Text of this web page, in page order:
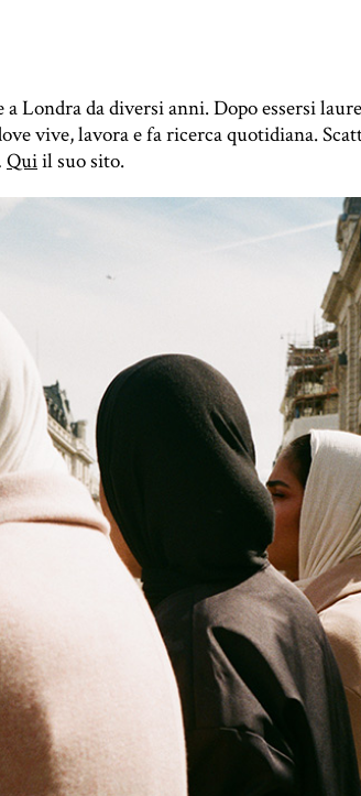
Londra da diversi anni. Dopo essersi
vive, lavora e fa ricerca quotidiana.
Quiil suo sito.